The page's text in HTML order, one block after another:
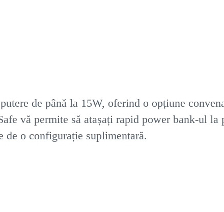
de până la 15W, oferind o opțiune
vă permite să atașați rapid power bank-ul la
de o configurație suplimentară.